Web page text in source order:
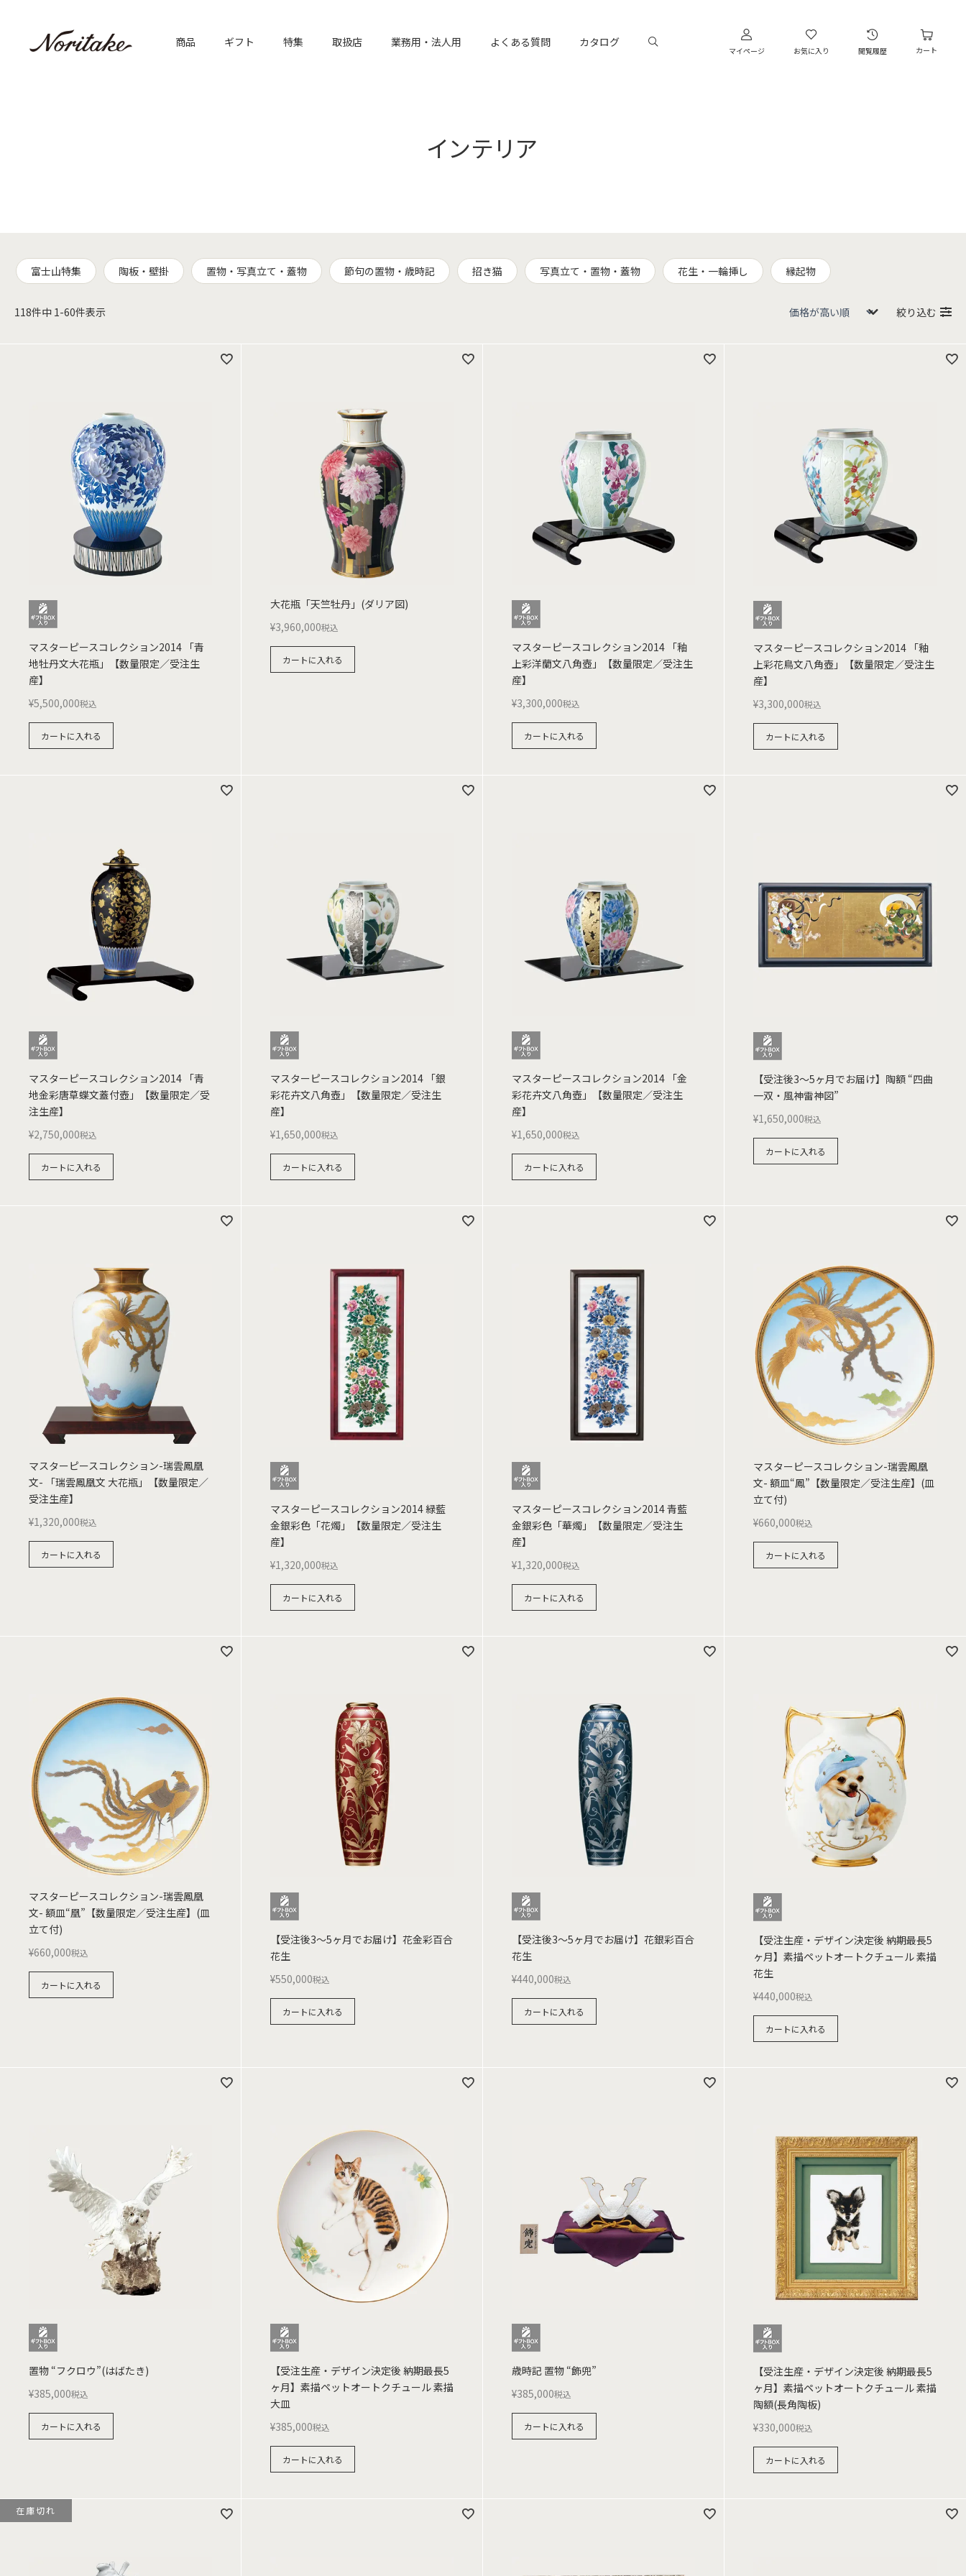
商品 ギフト 特集 取扱店 業務用・法人用 よくある質問 カタログ
マイページ お気に入り 閲覧履歴 カート
インテリア
富士山特集 陶板・壁掛 置物・写真立て・蓋物 節句の置物・歳時記 招き猫 写真立て・置物・蓋物 花生・一輪挿し 縁起物
118件中 1-60件表示 絞り込む
マスターピースコレクション2014 「青
地牡丹文大花瓶」【数量限定／受注生
産】
¥5,500,000税込
カートに入れる
大花瓶「天竺牡丹」(ダリア図)
¥3,960,000税込
カートに入れる
マスターピースコレクション2014 「釉
上彩洋蘭文八角壺」【数量限定／受注生
産】
¥3,300,000税込
カートに入れる
マスターピースコレクション2014 「釉
上彩花鳥文八角壺」【数量限定／受注生
産】
¥3,300,000税込
カートに入れる
マスターピースコレクション2014 「青
地金彩唐草蝶文蓋付壺」【数量限定／受
注生産】
¥2,750,000税込
カートに入れる
マスターピースコレクション2014 「銀
彩花卉文八角壺」【数量限定／受注生
産】
¥1,650,000税込
カートに入れる
マスターピースコレクション2014 「金
彩花卉文八角壺」【数量限定／受注生
産】
¥1,650,000税込
カートに入れる
【受注後3～5ヶ月でお届け】陶額 “四曲
一双・風神雷神図”
¥1,650,000税込
カートに入れる
マスターピースコレクション-瑞雲鳳凰
文- 「瑞雲鳳凰文 大花瓶」【数量限定／
受注生産】
¥1,320,000税込
カートに入れる
マスターピースコレクション2014 緑藍
金銀彩色「花燭」【数量限定／受注生
産】
¥1,320,000税込
カートに入れる
マスターピースコレクション2014 青藍
金銀彩色「華燭」【数量限定／受注生
産】
¥1,320,000税込
カートに入れる
マスターピースコレクション-瑞雲鳳凰
文- 額皿“鳳”【数量限定／受注生産】(皿
立て付)
¥660,000税込
カートに入れる
マスターピースコレクション-瑞雲鳳凰
文- 額皿“凰”【数量限定／受注生産】(皿
立て付)
¥660,000税込
カートに入れる
【受注後3～5ヶ月でお届け】花金彩百合
花生
¥550,000税込
カートに入れる
【受注後3～5ヶ月でお届け】花銀彩百合
花生
¥440,000税込
カートに入れる
【受注生産・デザイン決定後 納期最長5
ヶ月】素描ペットオートクチュール 素描
花生
¥440,000税込
カートに入れる
置物 “フクロウ”(はばたき)
¥385,000税込
カートに入れる
【受注生産・デザイン決定後 納期最長5
ヶ月】素描ペットオートクチュール 素描
大皿
¥385,000税込
カートに入れる
歳時記 置物 “飾兜”
¥385,000税込
カートに入れる
【受注生産・デザイン決定後 納期最長5
ヶ月】素描ペットオートクチュール 素描
陶額(長角陶板)
¥330,000税込
カートに入れる
在庫切れ